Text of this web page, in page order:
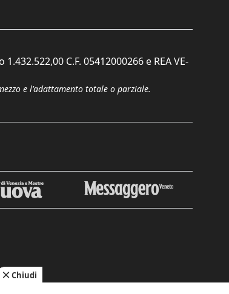
C.F. 05412000266 e REA VE-
e l'adattamento totale o parziale.
Chiudi